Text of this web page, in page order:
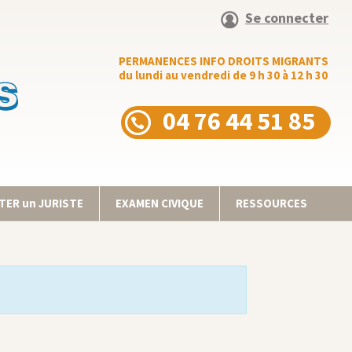
Se connecter
PERMANENCES INFO DROITS MIGRANTS
du lundi au vendredi de 9 h 30 à 12 h 30
04 76 44 51 85
un JURISTE EXAMEN CIVIQUE RESSOURCES